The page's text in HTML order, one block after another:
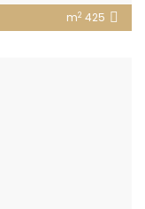
425 m
2